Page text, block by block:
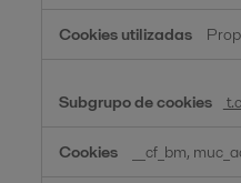
__cf_bm,